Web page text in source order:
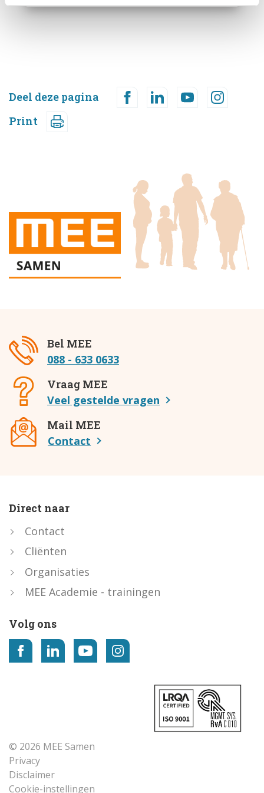
Deel deze pagina
Print
Bel MEE
088 - 633 0633
Vraag MEE
Veel gestelde vragen
Mail MEE
Contact
Direct naar
Contact
Cliënten
Organisaties
MEE Academie - trainingen
Volg ons
© 2026 MEE Samen
Privacy
Disclaimer
Cookie-instellingen